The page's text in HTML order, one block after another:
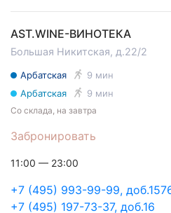
AST.WINE-ВИНОТЕКА
Большая Никитская, д.22/2
Арбатская
9 мин
Арбатская
9 мин
Забронировать
Со склада, на завтра
+7 (495) 993-99-99,
+7 (495) 197-73-37, доб.16
11:00 — 23:00